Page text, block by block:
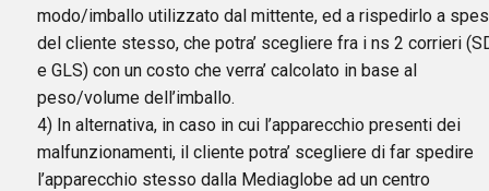
modo/imballo utilizzato dal mittente, ed a rispedirlo a
del cliente stesso, che potra’ scegliere fra i ns 2 corrieri
e GLS) con un costo che verra’ calcolato in base al
peso/volume dell’imballo.
4) In alternativa, in caso in cui l’apparecchio presenti dei
malfunzionamenti, il cliente potra’ scegliere di far spedire
l’apparecchio stesso dalla Mediaglobe ad un centro